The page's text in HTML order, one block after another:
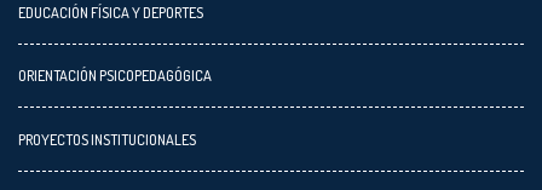
EDUCACIÓN FÍSICA Y DEPORTES
ORIENTACIÓN PSICOPEDAGÓGICA
PROYECTOS INSTITUCIONALES